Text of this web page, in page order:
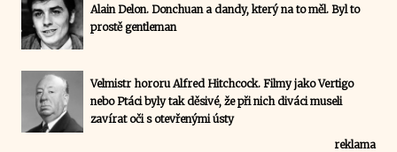
Alain Delon. Donchuan a dandy, který na to měl. Byl to
prostě gentleman
Velmistr hororu Alfred Hitchcock. Filmy jako Vertigo
nebo Ptáci byly tak děsivé, že při nich diváci museli
zavírat oči s otevřenými ústy
reklama